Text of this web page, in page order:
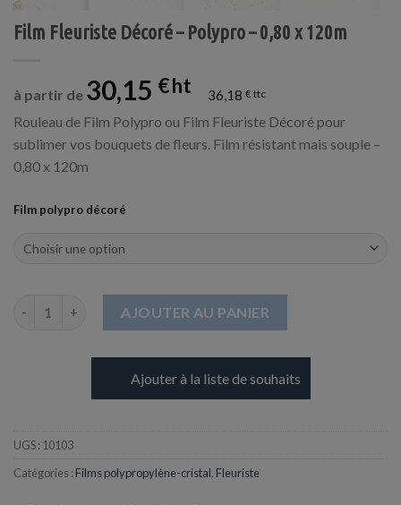
Film Fleuriste Décoré – Polypro – 0,80 x 120m
à partir de 30,15 € 36,18 €
Rouleau de Film Polypro ou Film Fleuriste Décoré pour
sublimer vos bouquets de fleurs. Film résistant mais souple –
0,80 x 120m
Film polypro décoré
AJOUTER AU PANIER
Ajouter à la liste de souhaits
UGS : 10103
Catégories : Films polypropylène-cristal, Fleuriste